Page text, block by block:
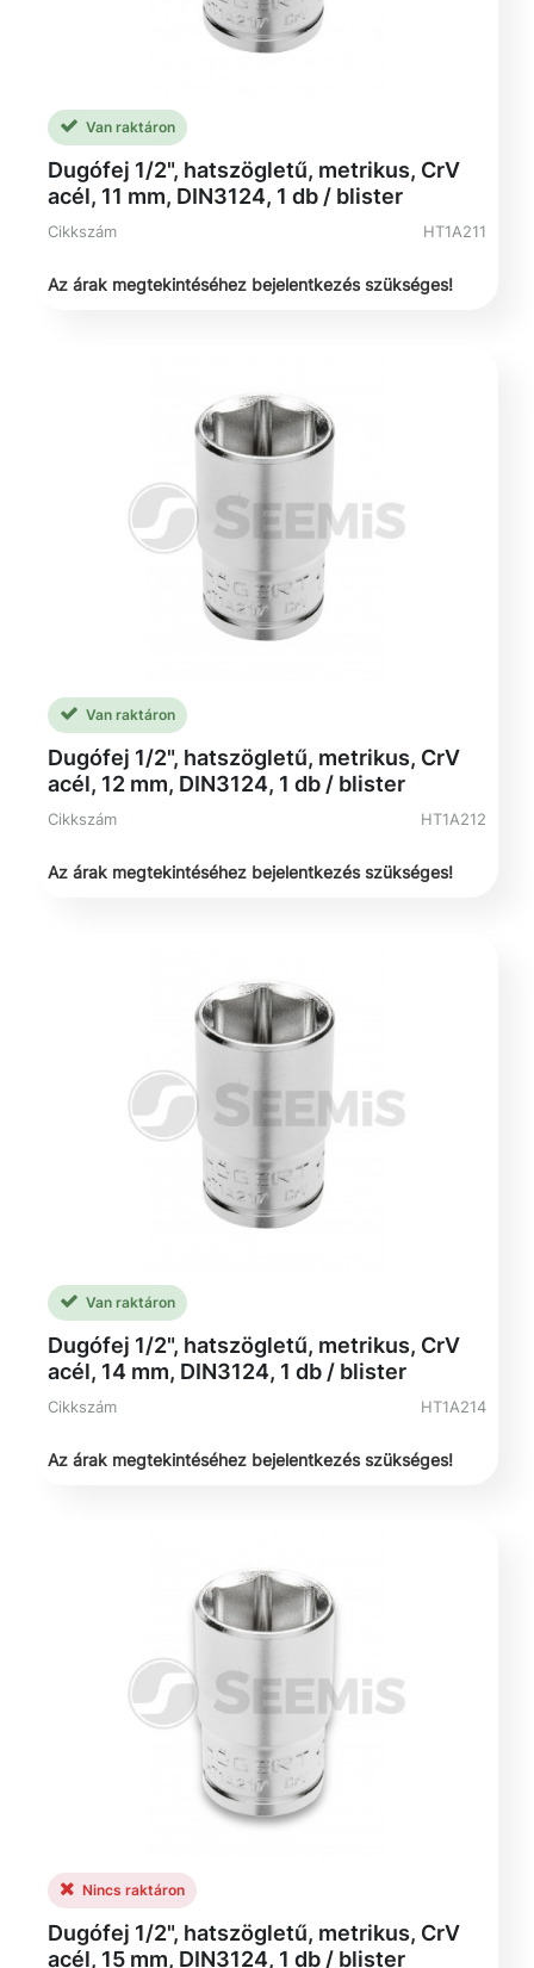
Van raktáron
Dugófej 1/2", hatszögletű, metrikus, CrV
acél, 11 mm, DIN3124, 1 db / blister
Cikkszám HT1A211
Az árak megtekintéséhez bejelentkezés szükséges!
Van raktáron
Dugófej 1/2", hatszögletű, metrikus, CrV
acél, 12 mm, DIN3124, 1 db / blister
Cikkszám HT1A212
Az árak megtekintéséhez bejelentkezés szükséges!
Van raktáron
Dugófej 1/2", hatszögletű, metrikus, CrV
acél, 14 mm, DIN3124, 1 db / blister
Cikkszám HT1A214
Az árak megtekintéséhez bejelentkezés szükséges!
Nincs raktáron
Dugófej 1/2", hatszögletű, metrikus, CrV
acél, 15 mm, DIN3124, 1 db / blister